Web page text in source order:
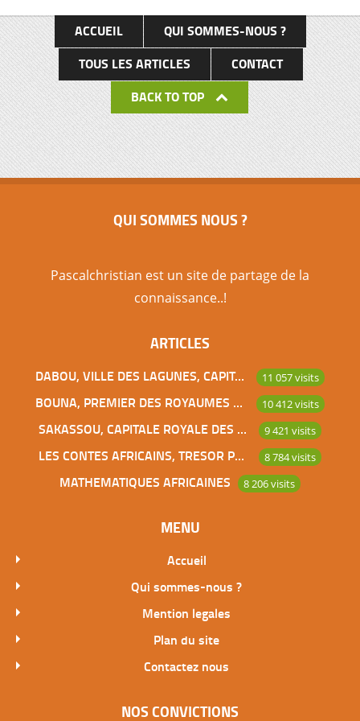
ACCUEIL
QUI SOMMES-NOUS ?
TOUS LES ARTICLES
CONTACT
BACK TO TOP
QUI SOMMES NOUS ?
Pascalchristian est un site de partage de la
connaissance..!
ARTICLES
DABOU, VILLE DES LAGUNES, CAPITALE DES ADJOUKROU 11 057 visits
BOUNA, PREMIER DES ROYAUMES DE CÔTE D’IVOIRE 10 412 visits
SAKASSOU, CAPITALE ROYALE DES BAOULES 9 421 visits
LES CONTES AFRICAINS, TRESOR POUR L’HUMANITE 8 784 visits
MATHEMATIQUES AFRICAINES 8 206 visits
MENU
Accueil
Qui sommes-nous ?
Mention legales
Plan du site
Contactez nous
NOS CONVICTIONS